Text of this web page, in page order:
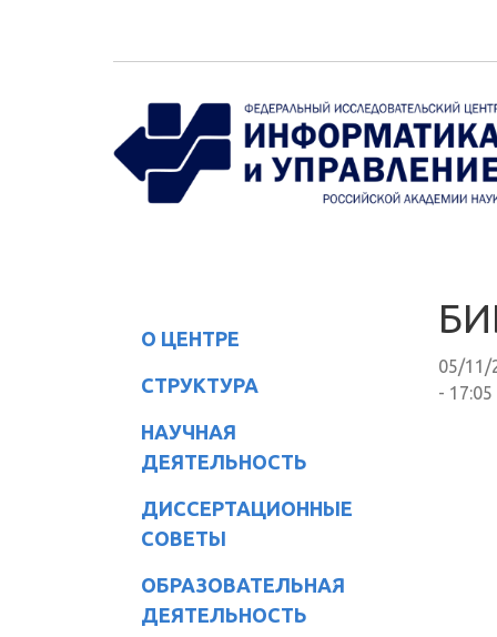
О ЦЕНТРЕ
СТРУКТУРА
НАУЧНАЯ
ДЕЯТЕЛЬНОСТЬ
ДИССЕРТАЦИОННЫЕ
СОВЕТЫ
ОБРАЗОВАТЕЛЬНАЯ
ДЕЯТЕЛЬНОСТЬ
05/11/
- 17:05